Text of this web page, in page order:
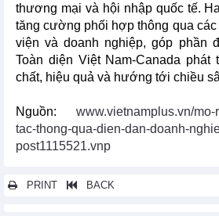
thương mại và hội nhập quốc tế.
tăng cường phối hợp thông qua
viện và doanh nghiệp, góp phần
Toàn diện Việt Nam-Canada phát
chất, hiệu quả và hướng tới chiều
Nguồn: www.vietnamplus.vn/
tac-thong-qua-dien-dan-doanh-
post1115521.vnp
PRINT BACK